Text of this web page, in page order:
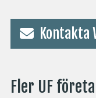
Kontakta
Fler UF